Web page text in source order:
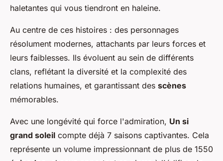
haletantes qui vous tiendront en haleine.
Au centre de ces histoires : des personnages
résolument modernes, attachants par leurs forces et
leurs faiblesses. Ils évoluent au sein de différents
clans, reflétant la diversité et la complexité des
relations humaines, et garantissant des scènes
mémorables.
Avec une longévité qui force l'admiration, Un si
grand soleil compte déjà 7 saisons captivantes. Cela
représente un volume impressionnant de plus de 1550